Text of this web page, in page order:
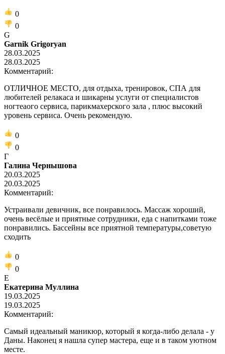
0
0
G
Garnik Grigoryan
28.03.2025
28.03.2025
Комментарий:
ОТЛИЧНОЕ МЕСТО, для отдыха, тренировок, СПА для
любителей релакаса и шикарны услуги от специалистов
ногтеаого сервиса, парикмахерского зала , плюс высокий
уровень сервиса. Очень рекомендую.
0
0
Г
Галина Чернышова
20.03.2025
20.03.2025
Комментарий:
Устраивали девичник, все понравилось. Массаж хороший,
очень весёлые и приятные сотрудники, еда с напитками тоже
понравились. Бассейны все приятной температуры,советую
сходить
0
0
Е
Екатерина Муллина
19.03.2025
19.03.2025
Комментарий:
Самый идеальный маникюр, который я когда-либо делала - у
Даны. Наконец я нашла супер мастера, еще и в таком уютном
месте.